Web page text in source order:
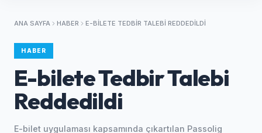
ANA SAYFA HABER E-BILETE TEDBIR TALEBI REDDEDILDI
HABER
E-bilete Tedbir Talebi
Reddedildi
E-bilet uygulaması kapsamında çıkartılan Passolig